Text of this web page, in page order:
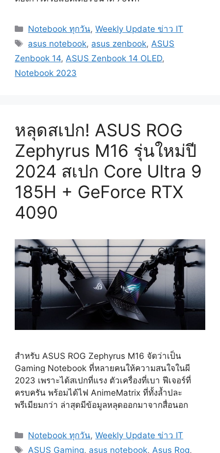
Categories
Notebook ทุกวัน,Weekly Update ข่าว IT
Tags
asus notebook, asus zenbook, ASUS
Zenbook 14, ASUS Zenbook 14 OLED,
Notebook 2023
หลุดสเปก! ASUS ROG
Zephyrus M16 รุ่นใหม่ปี
2024 สเปก Core Ultra 9
185H + GeForce RTX
4090
สำหรับ ASUS ROG Zephyrus M16 จัดว่าเป็น
Gaming Notebook ที่หลายคนให้ความสนใจในผี
2023 เพราะได้สเปกที่แรง ตัวเครื่องที่เบา ฟีเจอร์ที่
ครบครัน พร้อมได้ไฟ AnimeMatrix ที่ทั้งล้ำปละ
พรีเมียมกว่า ล่าสุดมีข้อมูลหลุดออกมาจากสื่อนอก
Categories
Notebook ทุกวัน,Weekly Update ข่าว IT
Tags
ASUS Gaming, asus notebook, Asus Rog,